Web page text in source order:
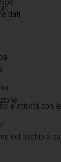
dati
e attività con
del rischio e